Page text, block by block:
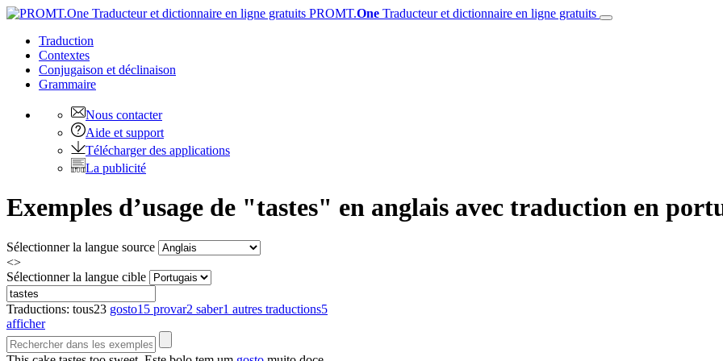
PROMT.One Traducteur et dictionnaire en ligne gratuits
Traduction
Contextes
Conjugaison et déclinaison
Grammaire
Nous contacter
Aide et support
Télécharger des applications
La publicité
Exemples d’usage de "tastes" en anglais avec traduction en
Sélectionner la langue source
<>
Sélectionner la langue cible
Traductions: tous23 gosto15 provar2 saber1 autres traductions5
afficher